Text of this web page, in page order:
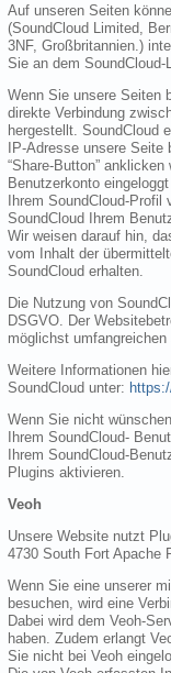
Auf unseren Seiten
(SoundCloud Limited,
3NF, Großbritannien.)
Sie an dem SoundCloud-
Wenn Sie unsere Seiten
direkte Verbindung
hergestellt. SoundCloud
IP-Adresse unsere Seite
“Share-Button”
Benutzerkonto
Ihrem SoundCloud-
SoundCloud Ihrem
Wir weisen darauf hin,
vom Inhalt der
SoundCloud erhalten.
Die Nutzung von
DSGVO. Der
möglichst
Weitere Informationen
SoundCloud unter:
Wenn Sie nicht
Ihrem SoundCloud-
Ihrem SoundCloud-
Plugins aktivieren.
Veoh
Unsere Website nutzt
4730 South Fort Apache
Wenn Sie eine unserer
besuchen, wird eine
Dabei wird dem Veoh-
haben. Zudem erlangt
Sie nicht bei Veoh